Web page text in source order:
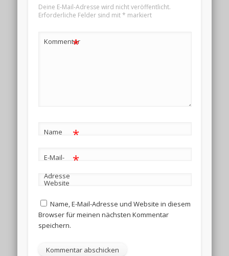
Deine E-Mail-Adresse wird nicht veröffentlicht.
Erforderliche Felder sind mit* markiert
Kommentar
*
Name *
E-Mail-
Adresse
*
Website
Name, E-Mail-Adresse und Website in diesem
Browser für meinen nächsten Kommentar
speichern.